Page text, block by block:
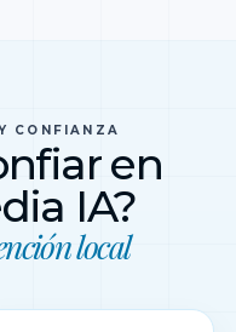
CONFIANZA
en
IA?
local